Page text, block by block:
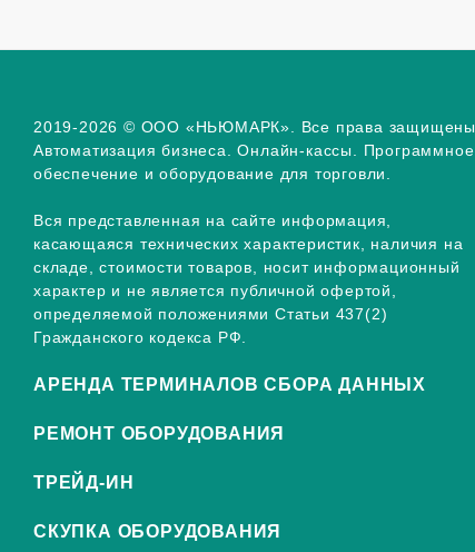
2019-2026 © ООО «НЬЮМАРК». Все права защищены.
Автоматизация бизнеса. Онлайн-кассы. Программное
обеспечение и оборудование для торговли.
Вся представленная на сайте информация,
касающаяся технических характеристик, наличия на
складе, стоимости товаров, носит информационный
характер и не является публичной офертой,
определяемой положениями Статьи 437(2)
Гражданского кодекса РФ.
АРЕНДА ТЕРМИНАЛОВ СБОРА ДАННЫХ
РЕМОНТ ОБОРУДОВАНИЯ
ТРЕЙД-ИН
СКУПКА ОБОРУДОВАНИЯ